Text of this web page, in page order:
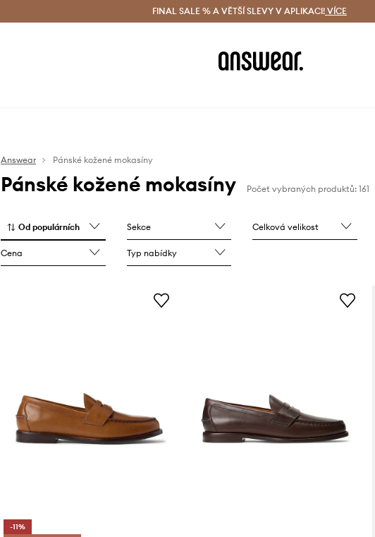
Doručení a vrácení zdarma (od 1800 Kč) Doručení i do 24 h
FINAL SALE % A VĚTŠÍ SLEVY V APLIKACI! VÍCE
Answear Pánské kožené mokasíny
Pánské kožené mokasíny Počet vybraných produktů: 161
Od populárních Sekce Celková velikost
Cena Typ nabídky
-11%